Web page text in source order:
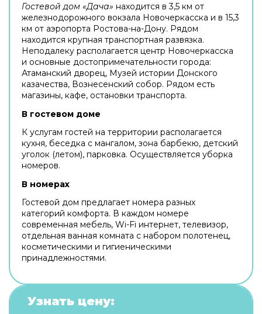
Гостевой дом «Дача» находится в 3,5 км от
железнодорожного вокзала Новочеркасска и в 15,3
км от аэропорта Ростова-на-Дону. Рядом
находится крупная транспортная развязка.
Неподалеку располагается центр Новочеркасска
и основные достопримечательности города:
Атаманский дворец, Музей истории Донского
казачества, Вознесенский собор. Рядом есть
магазины, кафе, остановки транспорта.
В гостевом доме
К услугам гостей на территории располагается
кухня, беседка с мангалом, зона барбекю, детский
уголок (летом), парковка. Осуществляется уборка
номеров.
В номерах
Гостевой дом предлагает номера разных
категорий комфорта. В каждом номере
современная мебель, Wi-Fi интернет, телевизор,
отдельная ванная комната с набором полотенец,
косметическими и гигиеническими
принадлежностями.
Узнать цену: